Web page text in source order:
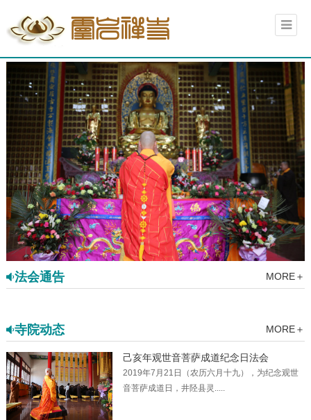
法会通告 MORE＋
寺院动态 MORE＋
己亥年观世音菩萨成道纪念日法会
2019年7月21日（农历六月十九），为纪念观世
音菩萨成道日，井陉县灵.....